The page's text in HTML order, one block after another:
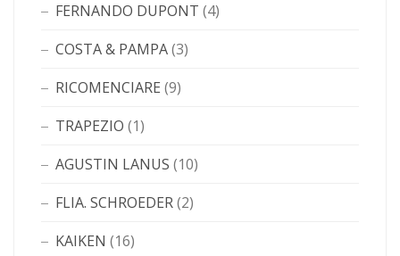
FERNANDO DUPONT (4)
COSTA & PAMPA(3)
RICOMENCIARE (9)
TRAPEZIO (1)
AGUSTIN LANUS (10)
FLIA. SCHROEDER(2)
KAIKEN (16)